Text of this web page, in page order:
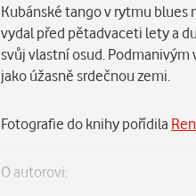
Kubánské tango v rytmu blues
vydal před pětadvaceti lety a
svůj vlastní osud.
jako úžasně srdečnou zemi.
Fotografie do knihy pořídila
O autorovi: